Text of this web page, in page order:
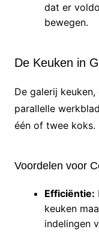
dat er
bewegen.
De Keuken in
De galerij
parallelle
één of twee koks.
Voordelen voor
Efficiëntie:
keuken
indelingen